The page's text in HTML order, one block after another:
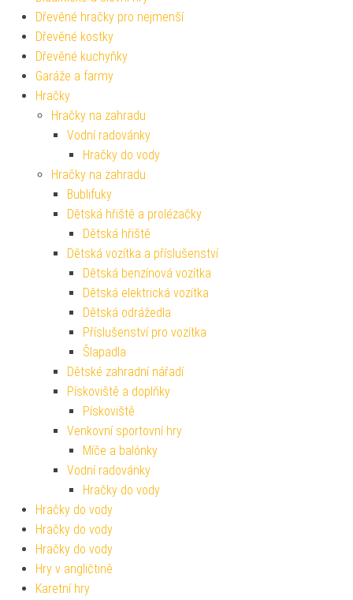
Dřevěné hračky pro nejmenší
Dřevěné kostky
Dřevěné kuchyňky
Garáže a farmy
Hračky
Hračky na zahradu
Vodní radovánky
Hračky do vody
Hračky na zahradu
Bublifuky
Dětská hřiště a prolézačky
Dětská hřiště
Dětská vozítka a příslušenství
Dětská benzínová vozítka
Dětská elektrická vozítka
Dětská odrážedla
Příslušenství pro vozítka
Šlapadla
Dětské zahradní nářadí
Pískoviště a doplňky
Pískoviště
Venkovní sportovní hry
Míče a balónky
Vodní radovánky
Hračky do vody
Hračky do vody
Hračky do vody
Hračky do vody
Hry v angličtině
Karetní hry